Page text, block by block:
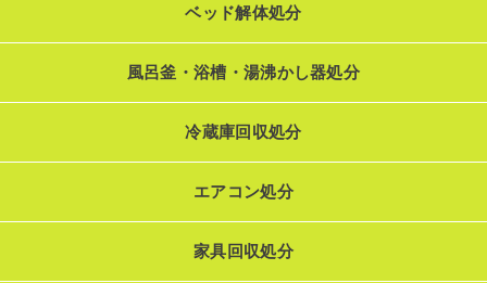
ベッド解体処分
風呂釜・浴槽・湯沸かし器処分
冷蔵庫回収処分
エアコン処分
家具回収処分